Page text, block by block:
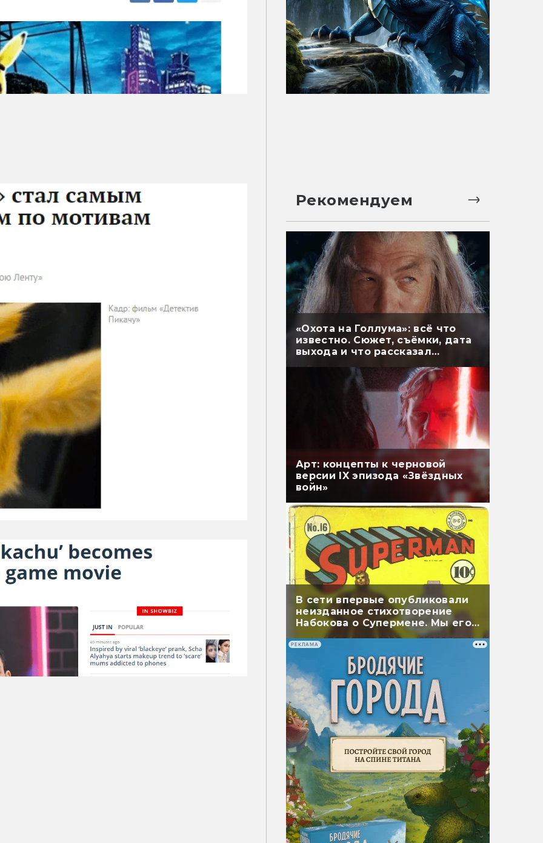
Рекомендуем
«Охота на Голлума»: всё что
известно. Сюжет, съёмки, дата
выхода и что рассказал
Арт: концепты к черновой
версии IX эпизода «Звёздных
войн»
В сети впервые опубликовали
неизданное стихотворение
Набокова о Супермене. Мы его
перевели
РЕКЛАМА